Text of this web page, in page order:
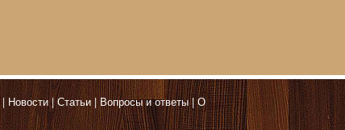
Новости Статьи Вопросы и ответы О